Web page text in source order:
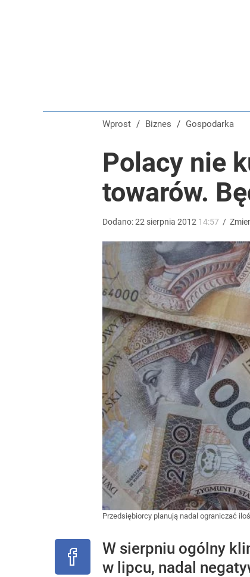
dodaj
Tajemnica paragonów grozy. Tak
Wprost / Biznes / Gospodarka
Polacy nie
towarów.
Dodano:22 sierpnia 2012 14:57 /
Przedsiębiorcy planują nadal ograniczać
W sierpniu ogólny
w lipcu, nadal